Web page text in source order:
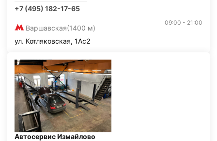
+7 (495) 182-17-65
Варшавская(1400 м)
09:00 - 21:00
ул. Котляковская, 1Ас2
Автосервис Измайлово